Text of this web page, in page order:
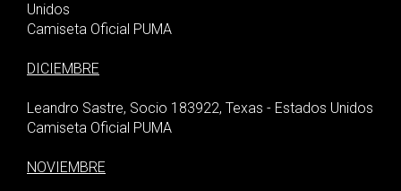
Unidos
Camiseta Oficial PUMA
DICIEMBRE
Leandro Sastre, Socio 183922, Texas - Estados Unidos
Camiseta Oficial PUMA
NOVIEMBRE